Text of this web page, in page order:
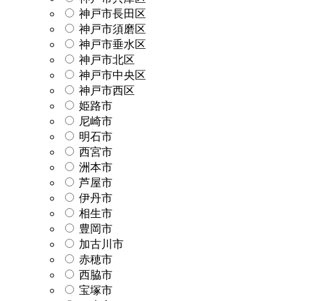
神戸市長田区
神戸市須磨区
神戸市垂水区
神戸市北区
神戸市中央区
神戸市西区
姫路市
尼崎市
明石市
西宮市
洲本市
芦屋市
伊丹市
相生市
豊岡市
加古川市
赤穂市
西脇市
宝塚市